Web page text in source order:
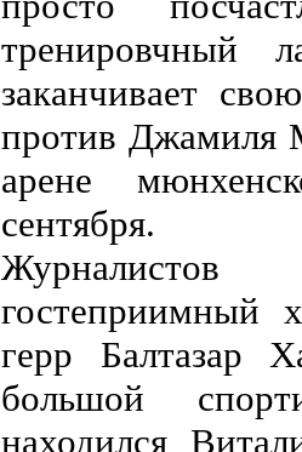
тренировчный
заканчивает
против Джамиля
арене
сентября.
гостеприимный
герр Балтазар
большой
находился